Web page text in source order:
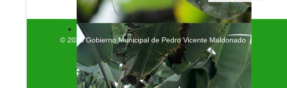
© 2026 Gobierno Municipal de Pedro Vicente Maldonado